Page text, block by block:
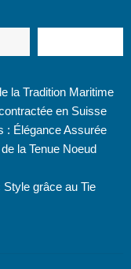
la Tradition Maritime
en Suisse
: Élégance Assurée
la Tenue Noeud
grâce au Tie